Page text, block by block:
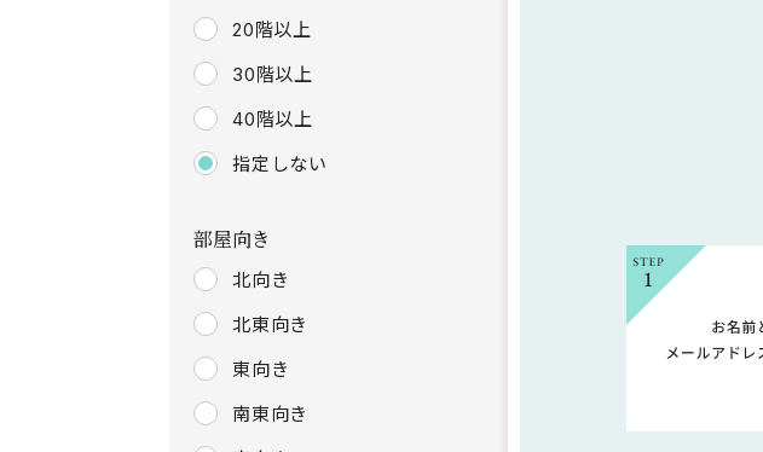
20階以上
30階以上
40階以上
指定しない
部屋向き
北向き
北東向き
東向き
南東向き